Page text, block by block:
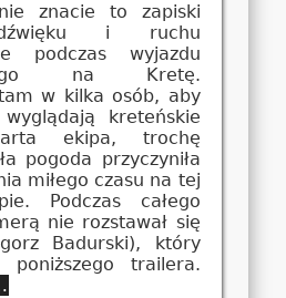
znacie to zapiski
i ruchu
podczas wyjazdu
na Kretę.
w kilka osób, aby
kreteńskie
ekipa, trochę
pogoda przyczyniła
miłego czasu na tej
Podczas całego
nie rozstawał się
Badurski), który
trailera.